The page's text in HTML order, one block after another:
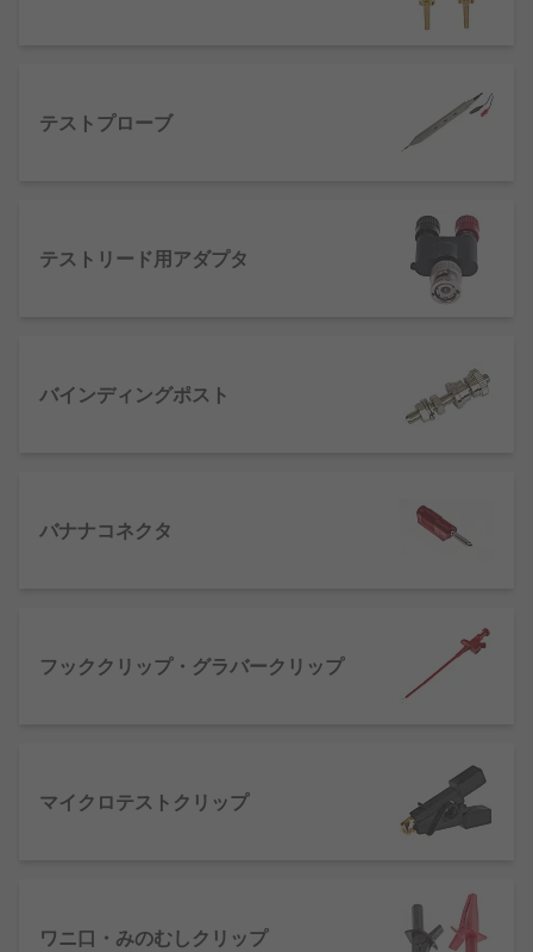
ワニ口クリップ
‐ワニの口のように挟み込む構
造をしています。端子やリード線を挟んで簡
テストプローブ
テストリード用アダプタ
バインディングポスト
バナナコネクタ
フッククリップ・グラバークリップ
マイクロテストクリップ
ワニ口・みのむしクリップ